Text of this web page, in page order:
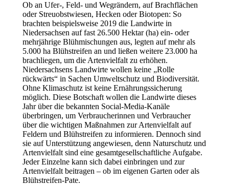
Ob an Ufer-, Feld- und Wegrändern, auf Brachflächen
oder Streuobstwiesen, Hecken oder Biotopen: So
brachten beispielsweise 2019 die Landwirte in
Niedersachsen auf fast 26.500 Hektar (ha) ein- oder
mehrjährige Blühmischungen aus, legten auf mehr als
5.000 ha Blühstreifen an und ließen weitere 23.000 ha
brachliegen, um die Artenvielfalt zu erhöhen.
Niedersachsens Landwirte wollen keine „Rolle
rückwärts“ in Sachen Umweltschutz und Biodiversität.
Ohne Klimaschutz ist keine Ernährungssicherung
möglich. Diese Botschaft wollen die Landwirte dieses
Jahr über die bekannten Social-Media-Kanäle
überbringen, um Verbraucherinnen und Verbraucher
über die wichtigen Maßnahmen zur Artenvielfalt auf
Feldern und Blühstreifen zu informieren. Dennoch sind
sie auf Unterstützung angewiesen, denn Naturschutz und
Artenvielfalt sind eine gesamtgesellschaftliche Aufgabe.
Jeder Einzelne kann sich dabei einbringen und zur
Artenvielfalt beitragen – ob im eigenen Garten oder als
Blühstreifen-Pate.